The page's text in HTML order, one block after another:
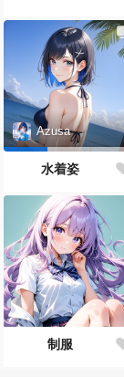
Azusa
水着姿
制服